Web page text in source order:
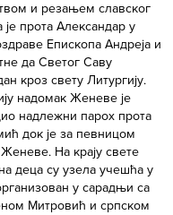
и резањем славског
је прота Александар у
Епископа Андреја и
да Светог Саву
кроз свету Литургију.
надомак Женеве је
надлежни парох прота
док је за певницом
На крају свете
деца су узела учешћа у
у сарадњи са
Митровић и српском